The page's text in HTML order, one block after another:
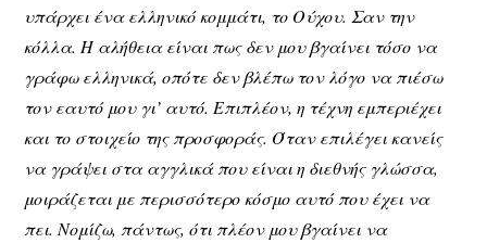
υπάρχει ένα ελληνικό κομμάτι, το Ούχου. Σαν την
κόλλα. Η αλήθεια είναι πως δεν μου βγαίνει τόσο να
γράφω ελληνικά, οπότε δεν βλέπω τον λόγο να πιέσω
τον εαυτό μου γι’ αυτό. Επιπλέον, η τέχνη εμπεριέχει
και το στοιχείο της προσφοράς. Όταν επιλέγει κανείς
να γράψει στα αγγλικά που είναι η διεθνής γλώσσα,
μοιράζεται με περισσότερο κόσμο αυτό που έχει να
πει. Νομίζω, πάντως, ότι πλέον μου βγαίνει να